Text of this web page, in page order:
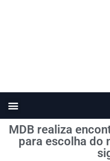
MDB realiza
para escolha do